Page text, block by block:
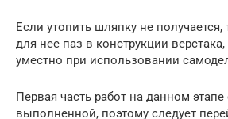
Если утопить шляпку не
для нее паз в конструкции
уместно при использовании
Первая часть работ на данном этапе
выполненной, поэтому следует